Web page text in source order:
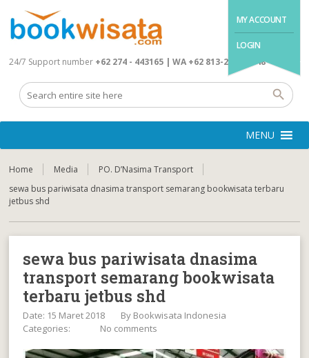
MY ACCOUNT
LOGIN
24/7 Support number +62 274 - 443165 | WA +62 813-2845-4648
MENU
Home Media
PO. D’Nasima Transport
sewa bus pariwisata dnasima transport semarang bookwisata terbaru
jetbus shd
sewa bus pariwisata dnasima
transport semarang bookwisata
terbaru jetbus shd
Date: 15 Maret 2018 By Bookwisata Indonesia
Categories:
No comments